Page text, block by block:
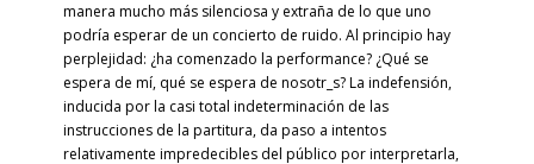
manera mucho más silenciosa y extraña de lo que uno
podría esperar de un concierto de ruido. Al principio hay
perplejidad: ¿ha comenzado la performance? ¿Qué se
espera de mí, qué se espera de nosotr_s? La indefensión,
inducida por la casi total indeterminación de las
instrucciones de la partitura, da paso a intentos
relativamente impredecibles del público por interpretarla,